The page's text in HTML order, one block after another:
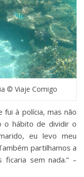
© Viaje Comigo
fui à polícia, mas não
o hábito de dividir o
eu levo meu
partilhamos a
sem nada.‬‬”‬ –